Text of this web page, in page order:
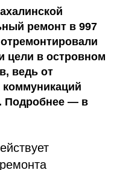
ремонт в 997
цели в островном
ведь от
Подробнее — в